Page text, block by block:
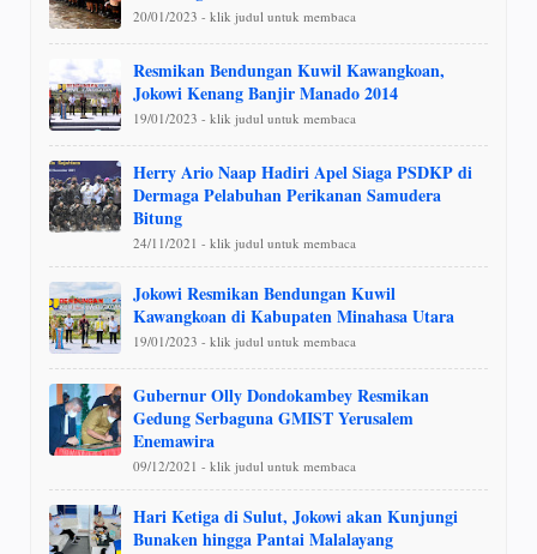
20/01/2023 - klik judul untuk membaca
Resmikan Bendungan Kuwil Kawangkoan,
Jokowi Kenang Banjir Manado 2014
19/01/2023 - klik judul untuk membaca
Herry Ario Naap Hadiri Apel Siaga PSDKP di
Dermaga Pelabuhan Perikanan Samudera
Bitung
24/11/2021 - klik judul untuk membaca
Jokowi Resmikan Bendungan Kuwil
Kawangkoan di Kabupaten Minahasa Utara
19/01/2023 - klik judul untuk membaca
Gubernur Olly Dondokambey Resmikan
Gedung Serbaguna GMIST Yerusalem
Enemawira
09/12/2021 - klik judul untuk membaca
Hari Ketiga di Sulut, Jokowi akan Kunjungi
Bunaken hingga Pantai Malalayang